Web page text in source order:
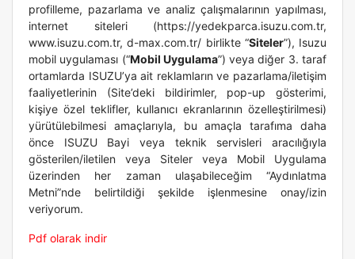
profilleme, pazarlama ve analiz çalışmalarının yapılması,
internet siteleri (https://yedekparca.isuzu.com.tr,
www.isuzu.com.tr, d-max.com.tr/ birlikte “Siteler”), Isuzu
mobil uygulaması (“Mobil Uygulama”) veya diğer 3. taraf
ortamlarda ISUZU’ya ait reklamların ve pazarlama/iletişim
faaliyetlerinin (Site’deki bildirimler, pop-up gösterimi,
kişiye özel teklifler, kullanıcı ekranlarının özelleştirilmesi)
yürütülebilmesi amaçlarıyla, bu amaçla tarafıma daha
önce ISUZU Bayi veya teknik servisleri aracılığıyla
gösterilen/iletilen veya Siteler veya Mobil Uygulama
üzerinden her zaman ulaşabileceğim “Aydınlatma
Metni”nde belirtildiği şekilde işlenmesine onay/izin
veriyorum.
Pdf olarak indir